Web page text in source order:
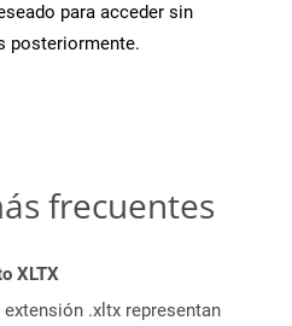
para acceder sin
posteriormente.
frecuentes
XLTX
.xltx representan